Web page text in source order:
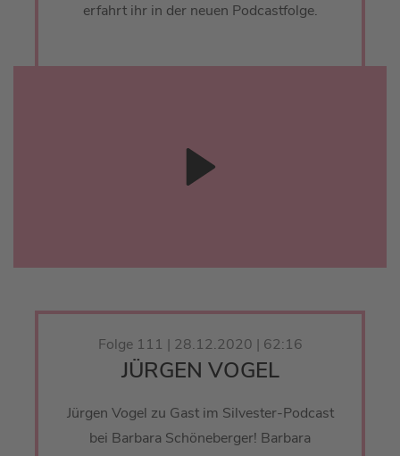
erfahrt ihr in der neuen Podcastfolge.
Folge 111 | 28.12.2020 | 62:16
JÜRGEN VOGEL
Jürgen Vogel zu Gast im Silvester-Podcast
bei Barbara Schöneberger! Barbara